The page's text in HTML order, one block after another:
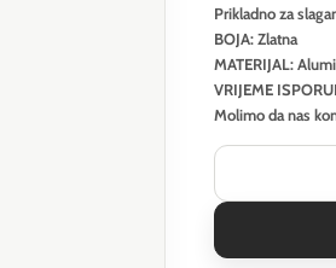
Prikladno za
BOJA: Zlatna
MATERIJAL:
VRIJEME
Molimo da nas